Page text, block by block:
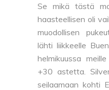
Se mikä tästä
haasteellisen oli
muodollisen
lähti liikkeelle
helmikuussa
+30 astetta.
seilaamaan kohti